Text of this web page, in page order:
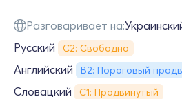
Разговаривает на:
Русский С2: Свободно
Английский B2: Пороговый
Словацкий С1: Продвинутый